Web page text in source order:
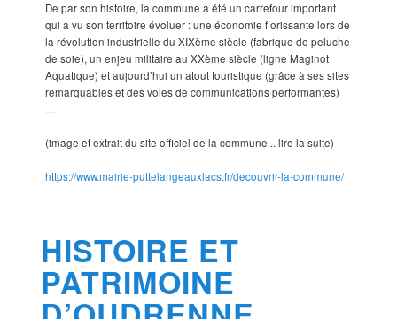
De par son histoire, la commune a été un carrefour important
qui a vu son territoire évoluer : une économie florissante lors de
la révolution industrielle du XIXème siècle (fabrique de peluche
de soie), un enjeu militaire au XXème siècle (ligne Maginot
Aquatique) et aujourd’hui un atout touristique (grâce à ses sites
remarquables et des voies de communications performantes)
....
(image et extrait du site officiel de la commune... lire la suite)
https://www.mairie-puttelangeauxlacs.fr/decouvrir-la-commune/
HISTOIRE ET
PATRIMOINE